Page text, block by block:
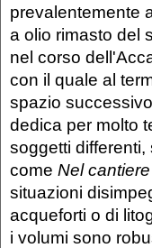
prevalentemente
a olio rimasto del
nel corso
con il quale al
spazio
dedica per molto
soggetti
come Nel cantiere
situazioni
acqueforti o di
i volumi sono